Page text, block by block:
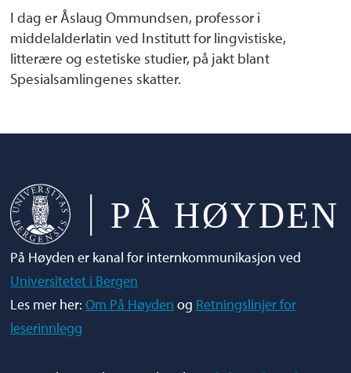
I dag er Åslaug Ommundsen, professor i
middelalderlatin ved Institutt for lingvistiske,
litterære og estetiske studier, på jakt blant
Spesialsamlingenes skatter.
På Høyden er kanal for internkommunikasjon ved
Universitetet i Bergen
Les mer her:Om På Høyden og Retningslinjer for
leserinnlegg